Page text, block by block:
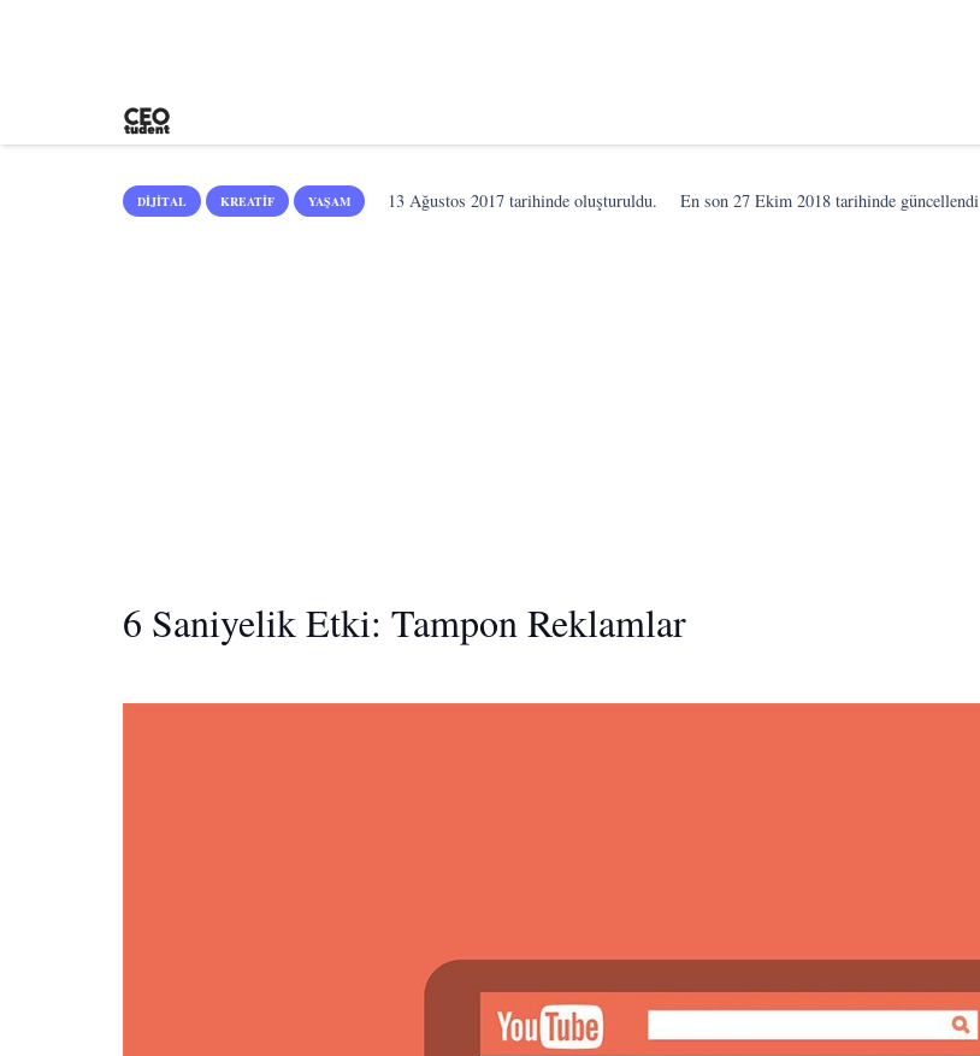
DIJITAL KREATIF YAŞAM 13 Ağustos 2017 tarihinde oluşturuldu. En son27 Ekim 2018 tarihinde güncellendi
6 Saniyelik Etki: Tampon Reklamlar